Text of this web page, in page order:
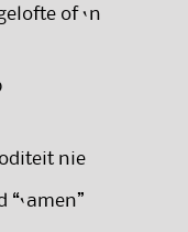
of ‘n
nie
“‘amen”